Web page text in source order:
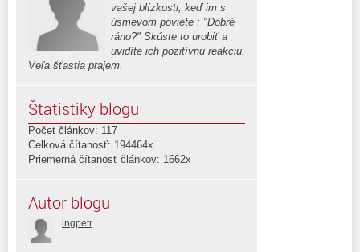
vašej blízkosti, keď im s
úsmevom poviete : "Dobré
ráno?" Skúste to urobiť a
uvidíte ich pozitívnu reakciu.
Veľa šťastia prajem.
Štatistiky blogu
Počet článkov: 117
Celková čítanosť: 194464x
Priemerná čítanosť článkov: 1662x
Autor blogu
ingpetr